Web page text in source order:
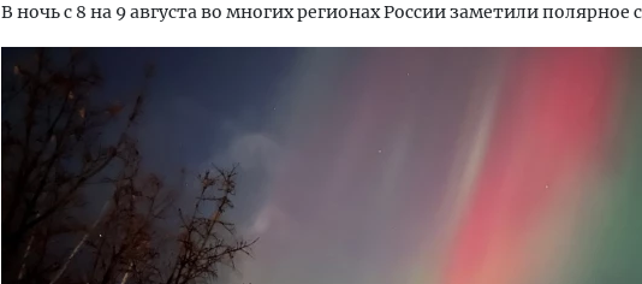
В ночь с 8 на 9 августа во многих регионах России заметили полярное